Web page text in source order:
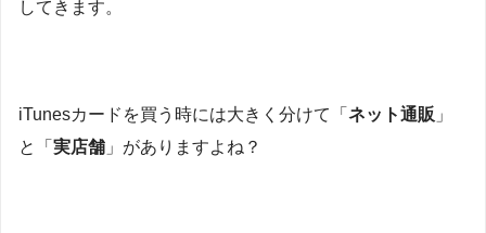
してきます。
iTunesカードを買う時には大きく分けて「 ネット通販 」
と「 実店舗 」がありますよね？